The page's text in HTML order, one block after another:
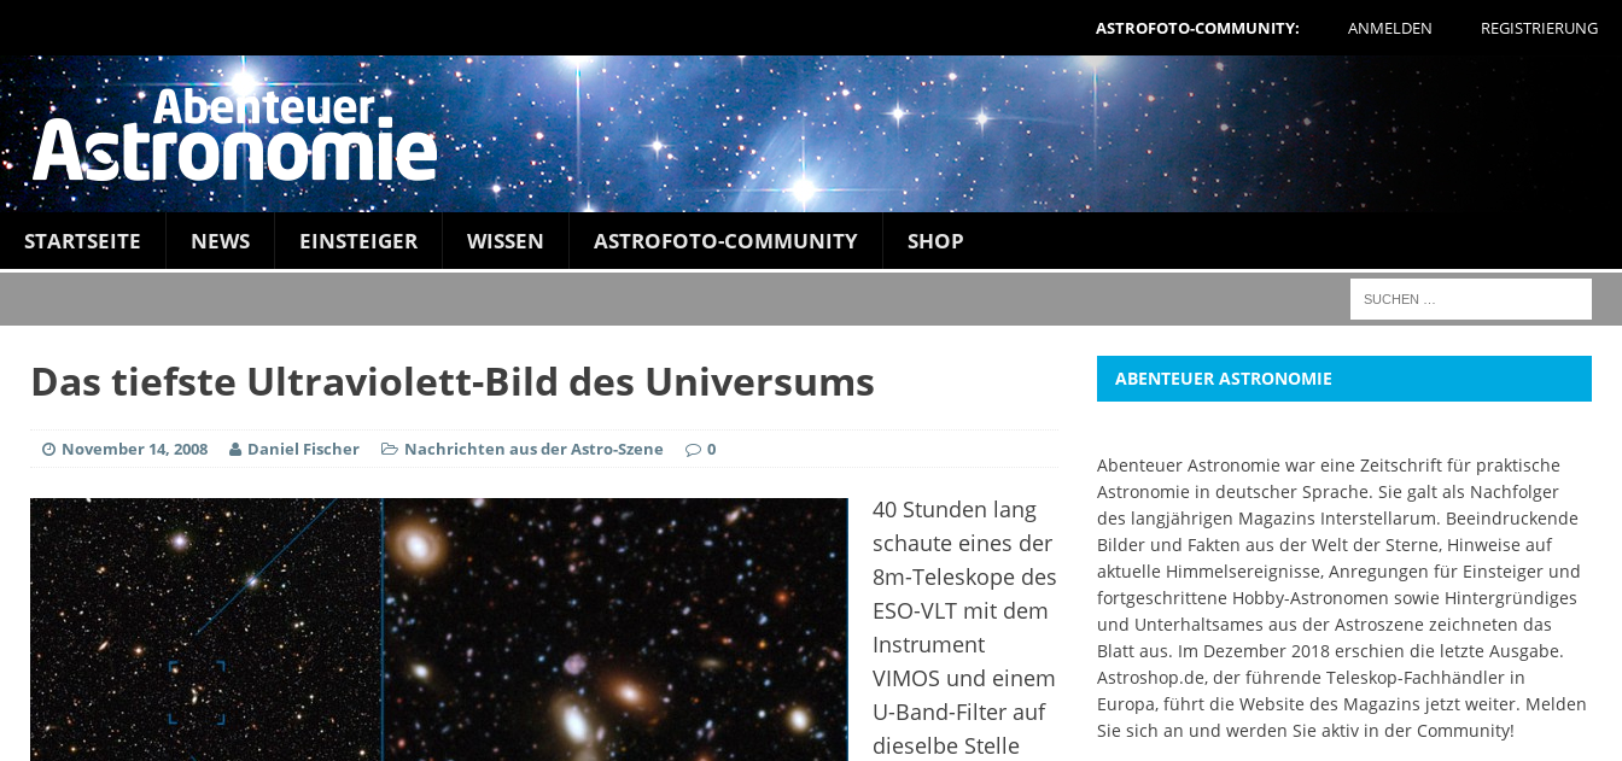
ASTROFOTO-COMMUNITY: ANMELDEN REGISTRIERUNG
STARTSEITE NEWS EINSTEIGER WISSEN ASTROFOTO-COMMUNITY SHOP
Das tiefste Ultraviolett-Bild des Universums
November 14, 2008 Daniel Fischer Nachrichten aus der Astro-Szene 0
40 Stunden lang
schaute eines der
8m-Teleskope des
ESO-VLT mit dem
Instrument
VIMOS und einem
U-Band-Filter auf
dieselbe Stelle
ABENTEUER ASTRONOMIE
Abenteuer Astronomie war eine Zeitschrift für praktische
Astronomie in deutscher Sprache. Sie galt als Nachfolger
des langjährigen Magazins Interstellarum. Beeindruckende
Bilder und Fakten aus der Welt der Sterne, Hinweise auf
aktuelle Himmelsereignisse, Anregungen für Einsteiger und
fortgeschrittene Hobby-Astronomen sowie Hintergründiges
und Unterhaltsames aus der Astroszene zeichneten das
Blatt aus. Im Dezember 2018 erschien die letzte Ausgabe.
Astroshop.de, der führende Teleskop-Fachhändler in
Europa, führt die Website des Magazins jetzt weiter. Melden
Sie sich an und werden Sie aktiv in der Community!